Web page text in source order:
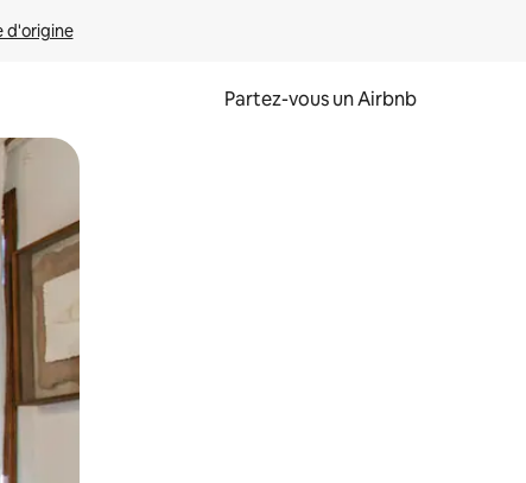
d'origine
Partez-vous un Airbnb
en les faisant glisser.